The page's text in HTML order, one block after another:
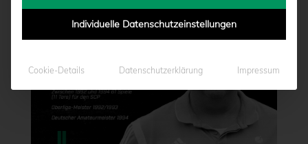
Individuelle Datenschutzeinstellungen
Cookie-Details Datenschutzerklärung Impressum